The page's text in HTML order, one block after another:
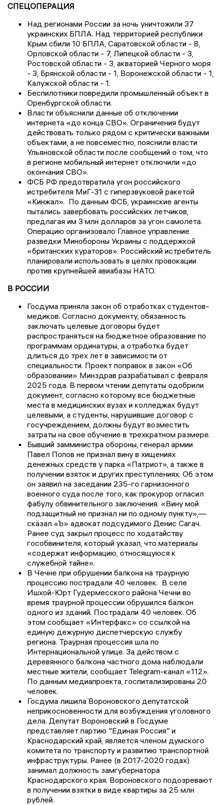
СПЕЦОПЕРАЦИЯ
Над регионами России за ночь уничтожили 37
украинских БПЛА. Над территорией республики
Крым сбили 10 БПЛА, Саратовской области - 8,
Орловской области - 7, Липецкой области - 3,
Ростовской области - 3, акваторией Черного моря
- 3, Брянской области - 1, Воронежской области - 1,
Калужской области - 1.
Беспилотники повредили промышленный объект в
Оренбургской области.
Власти объяснили данные об отключении
интернета «до конца СВО». Ограничения будут
действовать только рядом с критически важными
объектами, а не повсеместно, пояснили власти
Ульяновской области после сообщений о том, что
в регионе мобильный интернет отключили «до
окончания СВО».
ФСБ РФ предотвратила угон российского
истребителя МиГ-31 с гиперзвуковой ракетой
«Кинжал». По данным ФСБ, украинские агенты
пытались завербовать российских летчиков,
предлагая им 3 млн долларов за угон самолета.
Операцию организовало Главное управление
разведки Минобороны Украины с поддержкой
«британских кураторов». Российский истребитель
планировали использовать в целях провокации
против крупнейшей авиабазы НАТО.
В РОССИИ
Госдума приняла закон об отработках студентов-
медиков. Согласно документу, обязанность
заключать целевые договоры будет
распространяться на бюджетное образование по
программам ординатуры, а отработка будет
длиться до трех лет в зависимости от
специальности. Проект поправок в закон «Об
образовании» Минздрав разрабатывал с февраля
2025 года. В первом чтении депутаты одобрили
документ, согласно которому все бюджетные
места в медицинских вузах и колледжах будут
целевыми, а студенты, нарушившие договор с
госучреждением, должны будут возместить
затраты на свое обучение в трехкратном размере.
Бывший замминистра обороны, генерал армии
Павел Попов не признал вину в хищениях
денежных средств у парка «Патриот», а также в
получении взяток и других преступлениях. Об этом
он заявил на заседании 235-го гарнизонного
военного суда после того, как прокурор огласил
фабулу обвинительного заключения. «Вину мой
подзащитный не признал ни по одному пункту»,—
сказал «Ъ» адвокат подсудимого Денис Сагач.
Ранее суд закрыл процесс по ходатайству
гособвинителя, который указал, что материалы
«содержат информацию, относящуюся к
служебной тайне».
В Чечне при обрушении балкона на траурную
процессию пострадали 40 человек. В селе
Ишхой-Юрт Гудермесского района Чечни во
время траурной процессии обрушился балкон
одного из зданий. Пострадали 40 человек. Об
этом сообщает «Интерфакс» со ссылкой на
единую дежурную диспетчерскую службу
региона. Траурная процессия шла по
Интернациональной улице. За действом с
деревянного балкона частного дома наблюдали
местные жители, сообщает Telegram-канал «112».
По данным медиапроекта, госпитализированы 20
человек.
Госдума лишила Вороновского депутатской
неприкосновенности для возбуждения уголовного
дела. Депутат Вороновский в Госдуме
представляет партию "Единая Россия" и
Краснодарский край, является членом думского
комитета по транспорту и развитию транспортной
инфраструктуры. Ранее (в 2017-2020 годах)
занимал должность замгубернатора
Краснодарского края. Вороновского подозревают
в получении взятки в виде квартиры за 25 млн
рублей.